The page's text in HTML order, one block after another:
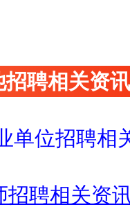
聘相关资
单位招聘相
招聘相关资